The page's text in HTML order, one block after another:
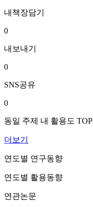
내책장담기
0
내보내기
0
SNS공유
0
동일 주제 내 활용도 TOP
더보기
연도별 연구동향
연도별 활용동향
연관논문